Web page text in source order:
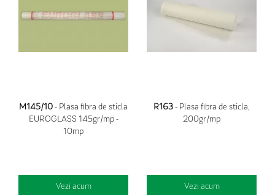
M145/10 - Plasa fibra de sticla
EUROGLASS 145gr/mp -
10mp
Vezi acum
R163 - Plasa fibra de sticla,
200gr/mp
Vezi acum